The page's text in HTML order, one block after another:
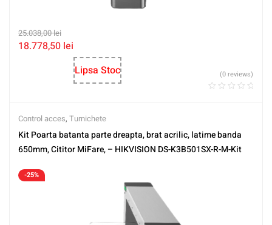
25.038,00lei
18.778,50 lei
Lipsa Stoc
(0 reviews)
Control acces, Turnichete
Kit Poarta batanta parte dreapta, brat acrilic, latime banda
650mm, Cititor MiFare, – HIKVISION DS-K3B501SX-R-M-Kit
-25%